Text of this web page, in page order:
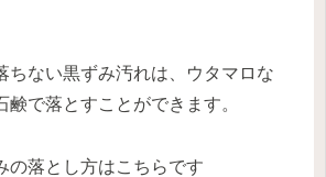
ちない黒ずみ汚れは、ウタマロな
鹸で落とすことができます。
の落とし方はこちらです